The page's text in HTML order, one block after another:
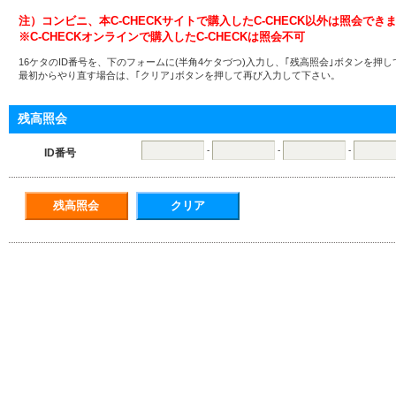
注）コンビニ、本C-CHECKサイトで購入したC-CHECK以外は照会できま
※C-CHECKオンラインで購入したC-CHECKは照会不可
16ケタのID番号を、下のフォームに(半角4ケタづつ)入力し、｢残高照会｣ボタンを押し
最初からやり直す場合は、｢クリア｣ボタンを押して再び入力して下さい。
残高照会
ID番号 - - -